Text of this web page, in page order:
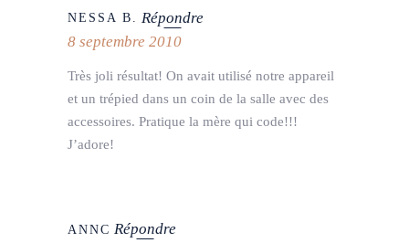
NESSA B. Répondre
8 septembre 2010
Très joli résultat! On avait utilisé notre appareil
et un trépied dans un coin de la salle avec des
accessoires. Pratique la mère qui code!!!
J’adore!
ANNC Répondre